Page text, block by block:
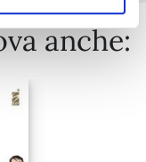
anche: